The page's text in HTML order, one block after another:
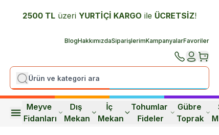
2500 TL üzeri YURTİÇİ KARGO ile ÜCRETSİZ!
BlogHakkımızdaSiparişlerimKampanyalarFavoriler
Meyve
Fidanları
Dış
Mekan
İç
Mekan
Tohumlar
Fideler
Gübre
Toprak